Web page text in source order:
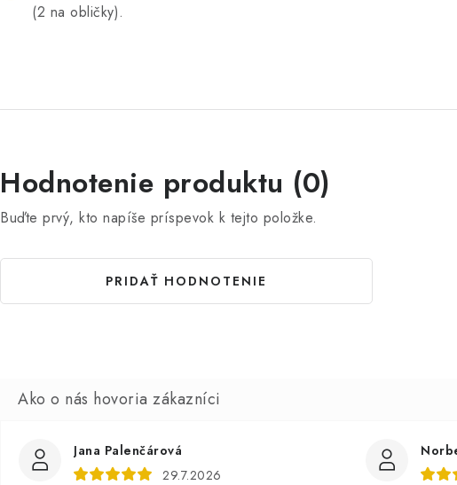
(2 na obličky).
Hodnotenie produktu (0)
Buďte prvý, kto napíše príspevok k tejto položke.
PRIDAŤ HODNOTENIE
Jana Palenčárová
29.7.2026